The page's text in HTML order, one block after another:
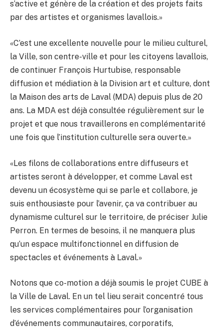
s’active et génère de la création et des projets faits
par des artistes et organismes lavallois.»
«C’est une excellente nouvelle pour le milieu culturel,
la Ville, son centre-ville et pour les citoyens lavallois,
de continuer François Hurtubise, responsable
diffusion et médiation à la Division art et culture, dont
la Maison des arts de Laval (MDA) depuis plus de 20
ans. La MDA est déjà consultée régulièrement sur le
projet et que nous travaillerons en complémentarité
une fois que l’institution culturelle sera ouverte.»
«Les filons de collaborations entre diffuseurs et
artistes seront à développer, et comme Laval est
devenu un écosystème qui se parle et collabore, je
suis enthousiaste pour l’avenir, ça va contribuer au
dynamisme culturel sur le territoire, de préciser Julie
Perron. En termes de besoins, il ne manquera plus
qu’un espace multifonctionnel en diffusion de
spectacles et événements à Laval.»
Notons que co-motion a déjà soumis le projet CUBE à
la Ville de Laval. En un tel lieu serait concentré tous
les services complémentaires pour l’organisation
d’événements communautaires, corporatifs,